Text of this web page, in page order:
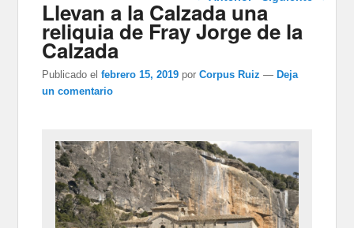
entradas
Llevan a la Calzada una
reliquia de Fray Jorge de la
Calzada
Publicado el febrero 15, 2019 porCorpus Ruiz — Deja
un comentario